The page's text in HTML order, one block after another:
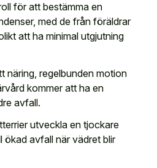
för att bestämma en
med de från föräldrar
att ha minimal utgjutning
näring, regelbunden motion
kommer att ha en
avfall.
utveckla en tjockare
ökad avfall när vädret blir